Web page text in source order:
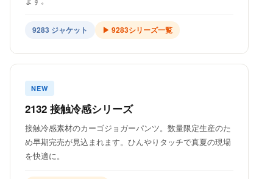
9283 ジャケット ▶ 9283シリーズ一覧
NEW
2132 接触冷感シリーズ
接触冷感素材のカーゴジョガーパンツ。数量限定生産のた
め早期完売が見込まれます。ひんやりタッチで真夏の現場
を快適に。